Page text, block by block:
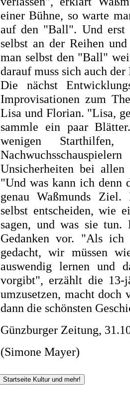
einer Bühne, so warte
auf den "Ball". Und erst
selbst an der Reihen
man selbst den "Ball"
darauf muss sich auch
Die nächst
Improvisationen zum
Lisa und Florian. "Lisa,
sammle ein paar
wenigen
Unsicherheiten bei
"Und was kann ich denn
genau Waßmunds
selbst entscheiden, wie
sagen, und was sie
Gedanken vor. "Als ich
gedacht, wir müssen
auswendig lernen und
vorgibt", erzählt die 13-
umzusetzen, macht doch
dann die schönsten
Günzburger Zeitung,
(Simone Mayer)